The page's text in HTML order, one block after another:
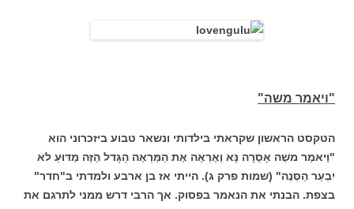
"ויאמר משה"
הטקסט הראשון שקראתי בילדותי ונשאר טבוע ביזכרוני הוא
"וַיאמֶר משֶׁה אָסֻרָה נָּא וְאֶרְאֶה אֶת הַמַּרְאֶה הַגָּדל הַזֶּה מַדּוּעַ לא
יִבְעַר הַסְּנֶה" (שמות פרק ג). הייתי אז בן ארבע ולמדתי ב"חדר"
בצפת. הבנתי את הנאמר בפסוק. אך הרבי דרש ממני לתרגם את